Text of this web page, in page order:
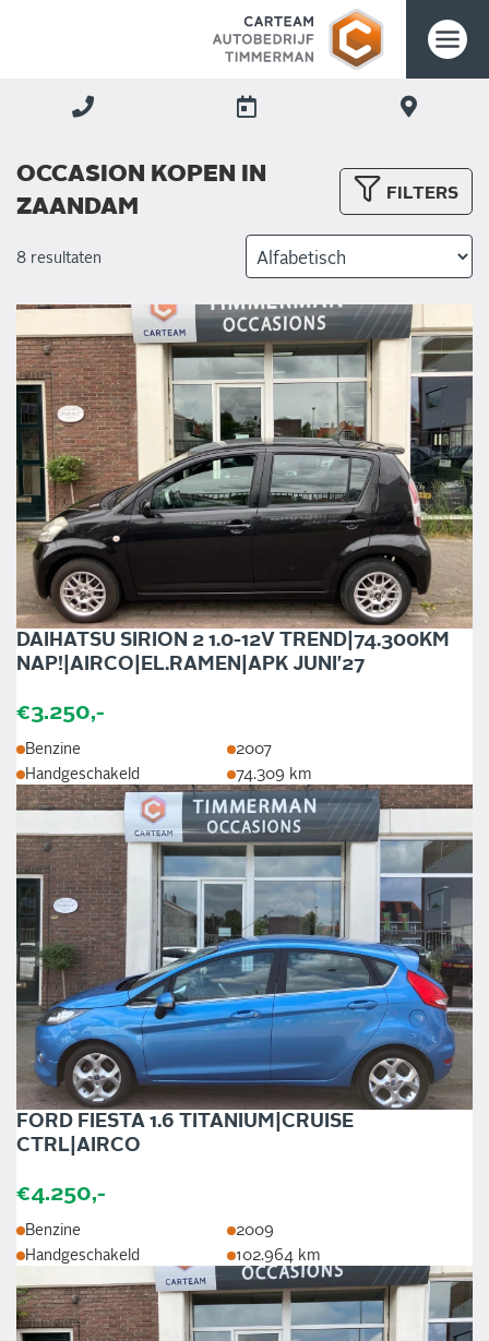
OCCASION KOPEN IN
ZAANDAM
FILTERS
8 resultaten
DAIHATSU SIRION 2 1.0-12V TREND|74.300KM
NAP!|AIRCO|EL.RAMEN|APK JUNI'27
€3.250,-
Benzine
2007
Handgeschakeld
74.309 km
FORD FIESTA 1.6 TITANIUM|CRUISE
CTRL|AIRCO
€4.250,-
Benzine
2009
Handgeschakeld
102.964 km